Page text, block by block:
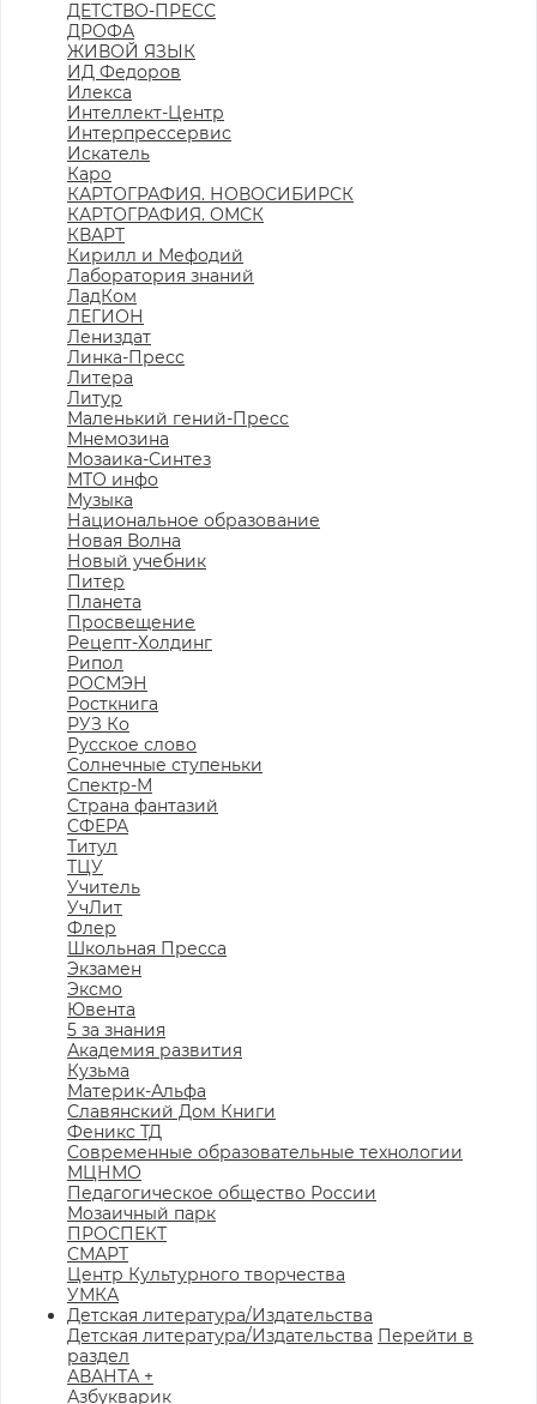
ДЕТСТВО-ПРЕСС
ДРОФА
ЖИВОЙ ЯЗЫК
ИД Федоров
Илекса
Интеллект-Центр
Интерпрессервис
Искатель
Каро
КАРТОГРАФИЯ. НОВОСИБИРСК
КАРТОГРАФИЯ. ОМСК
КВАРТ
Кирилл и Мефодий
Лаборатория знаний
ЛадКом
ЛЕГИОН
Лениздат
Линка-Пресс
Литера
Литур
Маленький гений-Пресс
Мнемозина
Мозаика-Синтез
МТО инфо
Музыка
Национальное образование
Новая Волна
Новый учебник
Питер
Планета
Просвещение
Рецепт-Холдинг
Рипол
РОСМЭН
Росткнига
РУЗ Ко
Русское слово
Солнечные ступеньки
Спектр-М
Страна фантазий
СФЕРА
Титул
ТЦУ
Учитель
УчЛит
Флер
Школьная Пресса
Экзамен
Эксмо
Ювента
5 за знания
Академия развития
Кузьма
Материк-Альфа
Славянский Дом Книги
Феникс ТД
Современные образовательные технологии
МЦНМО
Педагогическое общество России
Мозаичный парк
ПРОСПЕКТ
СМАРТ
Центр Культурного творчества
УМКА
Детская литература/Издательства
Детская литература/Издательства Перейти в
раздел
АВАНТА +
Азбукварик